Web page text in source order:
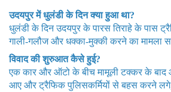
उदयपुर में धुलंडी के दिन क्या हुआ था?
धुलंडी के दिन उदयपुर के पारस तिराहे के पास
गाली-गलौज और धक्का-मुक्की करने का मामला
विवाद की शुरुआत कैसे हुई?
एक कार और ऑटो के बीच मामूली टक्कर के बाद
आए और ट्रैफिक पुलिसकर्मियों से बहस करने